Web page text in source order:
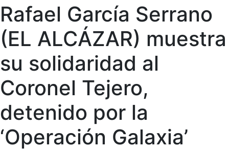
Rafael García Serrano
(EL ALCÁZAR) muestra
su solidaridad al
Coronel Tejero,
detenido por la
‘Operación Galaxia’